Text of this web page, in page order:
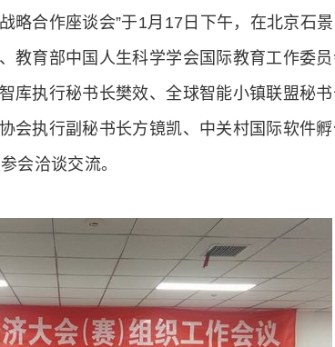
略合作座谈会”于1月17日下午，在北京石
教育部中国人生科学学会国际教育工作委
库执行秘书长樊效、全球智能小镇联盟秘
会执行副秘书长方镜凯、中关村国际软件
会洽谈交流。